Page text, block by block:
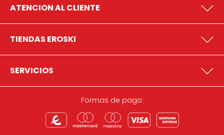
ATENCION AL CLIENTE
TIENDAS EROSKI
SERVICIOS
Formas de pago: